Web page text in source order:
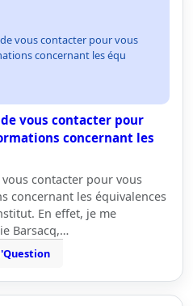
vous contacter pour vous
concernant les équ
vous contacter pour
concernant les
contacter pour vous
concernant les équivalences
En effet, je me
Barsacq,…